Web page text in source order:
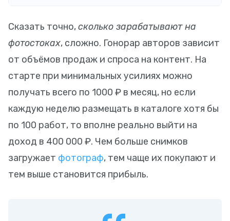
Сказать точно,сколько зарабатывают на
фотостоках, сложно. Гонорар авторов зависит
от объёмов продаж и спроса на контент. На
старте при минимальных усилиях можно
получать всего по 1000 ₽ в месяц, но если
каждую неделю размещать в каталоге хотя бы
по 100 работ, то вполне реально выйти на
доход в 400 000 ₽. Чем больше снимков
загружает фотограф, тем чаще их покупают и
тем выше становится прибыль.